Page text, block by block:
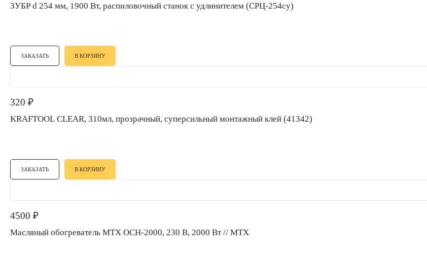
ЗУБР d 254 мм, 1900 Вт, распиловочный станок с удлинителем (СРЦ-254су)
ЗАКАЗАТЬ В КОРЗИНУ
320 ₽
KRAFTOOL CLEAR, 310мл, прозрачный, суперсильный монтажный клей (41342)
ЗАКАЗАТЬ В КОРЗИНУ
4500 ₽
Масляный обогреватель MTX OCH-2000, 230 В, 2000 Вт // MTX